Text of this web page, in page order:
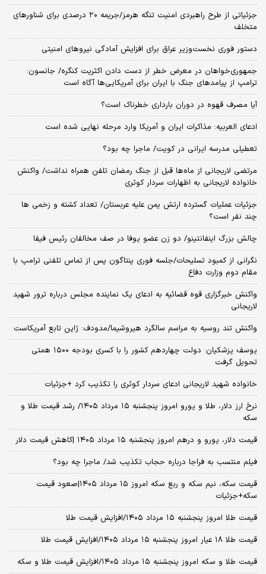
جزئیاتی از طرح راهبردی امنیت تنگه هرمز/جریمه ۲۰ درصدی برای شناورهای
متخلف
دستور فوری نخست‌وزیر عراق برای افزایش آمادگی نیروهای امنیتی
جمهوری‌خواهان در معرض خطر از دست دادن اکثریت کنگره/ جانسون:
ترامپ از پیامدهای جنگ با ایران برای آمریکایی‌ها آگاه است
آیا مصرف قهوه در دوران بارداری خطرناک است؟
ادعای العربیه: مذاکرات ایران و آمریکا وارد مرحله نهایی شده است
تعطیلی مدرسه ایرانی در کویت/ ماجرا چه بود؟
مرتضی لاریجانی از ماه‌ها قبل از جنگ رمضان تلفن همراه نداشت/ واکنش
خانواده لاریجانی به اظهارات سردار کوثری
جزئیات عملیات گسترده ارتش یمن علیه عربستان/ تعداد کشته و زخمی ها
چند نفر است؟
چالش بزرگ اینفانتینو/ دو زن عضو یوفا در صف مخالفان رئیس فیفا
نگرانی از کمبود تسلیحات/جلسه فوری پنتاگون پس از تماس تلفنی ترامپ با
مقام دوم وزارت دفاع
واکنش خبرگزاری قوه قضائیه به ادعای یک نماینده مجلس درباره ترور شهید
لاریجانی
واکنش تند روسیه به مراسم سالگرد هیروشیما/مدودف: ژاپن تابع آمریکاست
یوسف پزشکیان: دولت چهاردهم کشور را با کسری بودجه ۱۵۰۰ همتی
تحویل گرفت
خانواده شهید لاریجانی ادعای سردار کوثری را تکذیب کرد +جزئیات
نرخ ارز دلار، طلا و یورو امروز پنجشنبه ۱۵ مرداد ۱۴۰۵/ رشد قیمت طلا و
سکه
قیمت دلار، یورو و درهم امروز پنجشنبه ۱۵ مرداد ۱۴۰۵ |کاهش قیمت دلار
فیلم منتسب به فراجا درباره حجاب تکذیب شد/ ماجرا چه بود؟
قیمت سکه، نیم سکه و ربع سکه امروز ۱۵ مرداد ۱۴۰۵|صعود قیمت
سکه+جزئیات
قیمت طلا امروز پنجشنبه ۱۵ مرداد ۱۴۰۵/افزایش قیمت طلا
قیمت طلا ۱۸ عیار امروز پنجشنبه ۱۵ مرداد ۱۴۰۵/افزایش قیمت طلا
قیمت طلا و سکه امروز پنجشنبه ۱۵ مرداد ۱۴۰۵/افزایش قیمت طلا و سکه